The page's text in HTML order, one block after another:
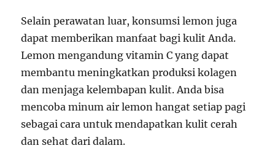
Selain perawatan luar, konsumsi lemon juga
dapat memberikan manfaat bagi kulit Anda.
Lemon mengandung vitamin C yang dapat
membantu meningkatkan produksi kolagen
dan menjaga kelembapan kulit. Anda bisa
mencoba minum air lemon hangat setiap pagi
sebagai cara untuk mendapatkan kulit cerah
dan sehat dari dalam.